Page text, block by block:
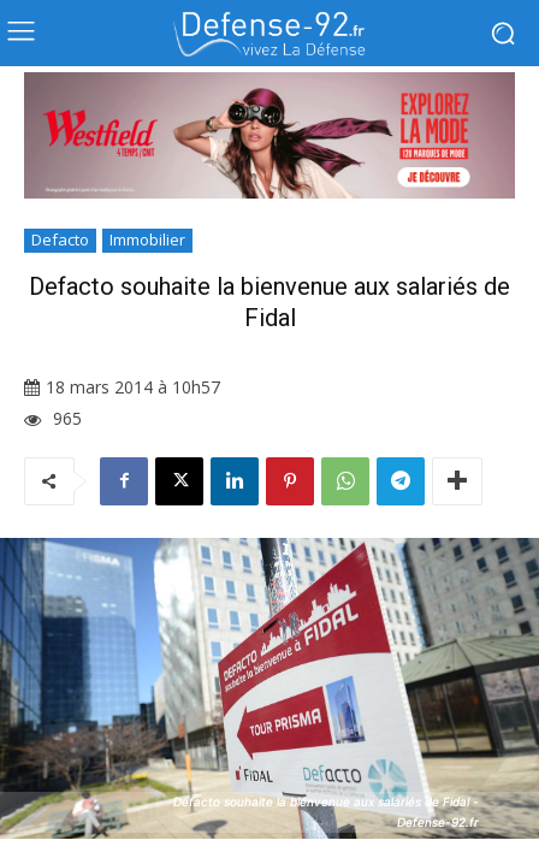
Defacto Immobilier
Defacto souhaite la bienvenue aux salariés de
Fidal
18 mars 2014 à 10h57
965
Defacto souhaite la bienvenue aux salariés de Fidal -
Defense-92.fr
Defacto souhaite la bienvenue aux salariés de Fidal -
Defense-92.fr